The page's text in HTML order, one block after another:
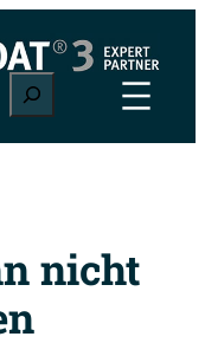
nicht